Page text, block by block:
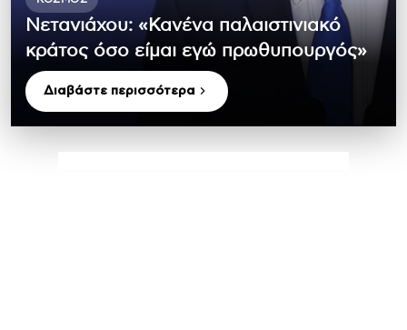
Νετανιάχου: «Κανένα παλαιστινιακό
κράτος όσο είμαι εγώ πρωθυπουργός»
Διαβάστε περισσότερα